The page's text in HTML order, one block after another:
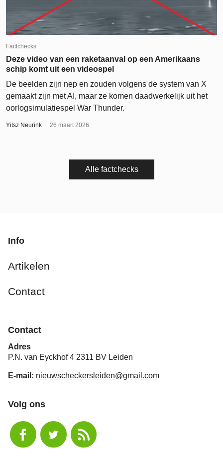
Factchecks
Deze video van een raketaanval op een Amerikaans
schip komt uit een videospel
De beelden zijn nep en zouden volgens de system van X
gemaakt zijn met AI, maar ze komen daadwerkelijk uit het
oorlogsimulatiespel War Thunder.
Yitsz Neurink 26 maart 2026
Alle factchecks
Info
Artikelen
Contact
Contact
Adres
P.N. van Eyckhof 4 2311 BV Leiden
E-mail: nieuwscheckersleiden@gmail.com
Volg ons